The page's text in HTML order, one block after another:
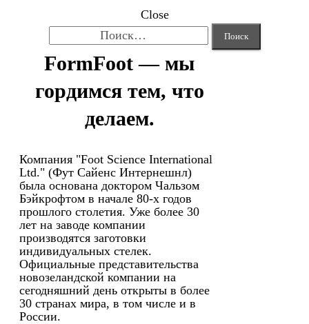
Close
FormFoot — мы
гордимся тем, что
делаем.
Компания "Foot Science International
Ltd." (Фут Сайенс Интернешнл)
была основана доктором Чальзом
Бэйкрофтом в начале 80-х годов
прошлого столетия. Уже более 30
лет на заводе компании
производятся заготовки
индивидуальных стелек.
Официальные представительства
новозеландской компании на
сегодняшний день открыты в более
30 странах мира, в том числе и в
России.